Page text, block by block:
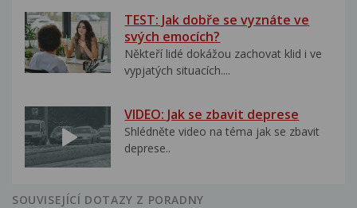
TEST: Jak dobře se vyznáte ve
svých emocích?
Někteří lidé dokážou zachovat klid i ve
vypjatých situacích....
VIDEO: Jak se zbavit deprese
Shlédněte video na téma jak se zbavit
deprese..
SOUVISEJÍCÍ DOTAZY Z PORADNY